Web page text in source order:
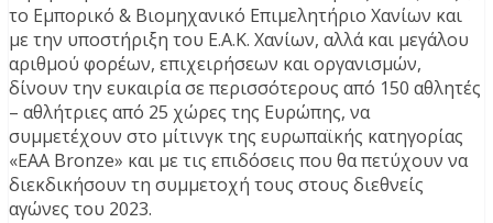
το Εμπορικό & Βιομηχανικό Επιμελητήριο Χανίων και
με την υποστήριξη του Ε.Α.Κ. Χανίων, αλλά και μεγάλου
αριθμού φορέων, επιχειρήσεων και οργανισμών,
δίνουν την ευκαιρία σε περισσότερους από 150 αθλητές
– αθλήτριες από 25 χώρες της Ευρώπης, να
συμμετέχουν στο μίτινγκ της ευρωπαϊκής κατηγορίας
«ΕΑΑ Bronze» και με τις επιδόσεις που θα πετύχουν να
διεκδικήσουν τη συμμετοχή τους στους διεθνείς
αγώνες του 2023.